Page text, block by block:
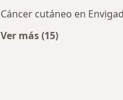
Cáncer cutáneo en
Ver más (15)